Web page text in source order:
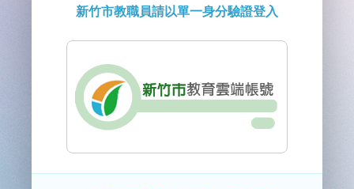
新竹市教職員請以單一身分驗證登入